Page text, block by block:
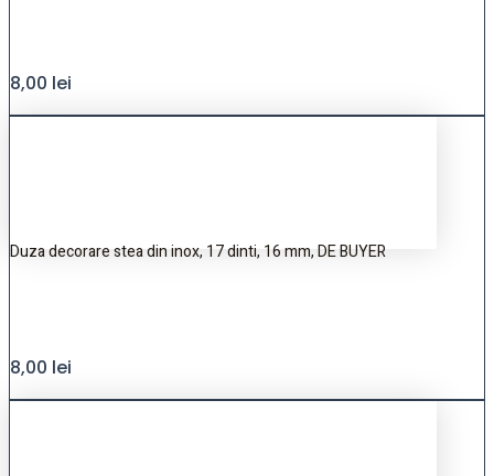
8,00 lei
Duza decorare stea din inox, 17 dinti, 16 mm, DE BUYER
8,00 lei